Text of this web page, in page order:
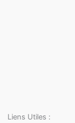
Liens Utiles :